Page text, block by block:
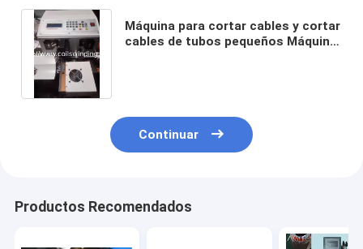
Máquina para cortar cables y cortar
cables de tubos pequeños Máquina
Continuar
Productos Recomendados